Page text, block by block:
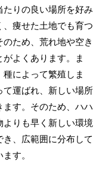
たりの良い場所を好み
、痩せた土地でも育つ
のため、荒れ地や空き
よくあります。ま
によって繁殖しま
て運ばれ、新しい場所
ます。そのため、ハハ
よりも早く新しい環境
き、広範囲に分布して
す。